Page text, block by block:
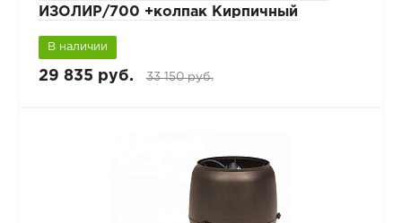
ИЗОЛИР/700 +колпак Кирпичный
В наличии
29 835 руб. 33 150 руб.